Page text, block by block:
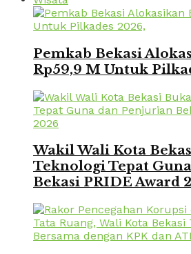
Pemkab Bekasi
Rp59,9 M Untuk
Wakil Wali Kota
Teknologi Tepat
Bekasi PRIDE Award